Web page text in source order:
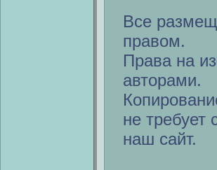
Все
правом.
Права на
авторами.
не требует
наш сайт.